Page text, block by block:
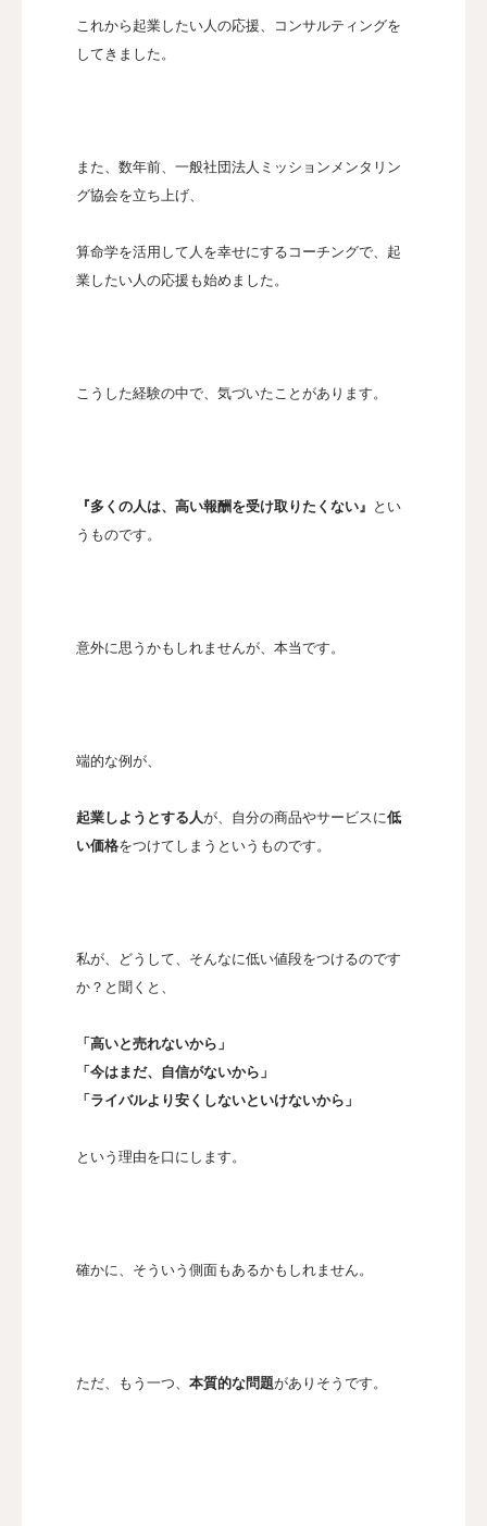
これから起業したい人の応援、コンサルティングを
してきました。
また、数年前、一般社団法人ミッションメンタリン
グ協会を立ち上げ、
算命学を活用して人を幸せにするコーチングで、起
業したい人の応援も始めました。
こうした経験の中で、気づいたことがあります。
『多くの人は、高い報酬を受け取りたくない』 とい
うものです。
意外に思うかもしれませんが、本当です。
端的な例が、
起業しようとする人が、自分の商品やサービスに低
い価格をつけてしまうというものです。
私が、どうして、そんなに低い値段をつけるのです
か？と聞くと、
「高いと売れないから」
「今はまだ、自信がないから」
「ライバルより安くしないといけないから」
という理由を口にします。
確かに、そういう側面もあるかもしれません。
ただ、もう一つ、 本質的な問題がありそうです。